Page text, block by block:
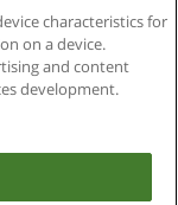
95610580: -
characteristics for
on a device.
and content
development.